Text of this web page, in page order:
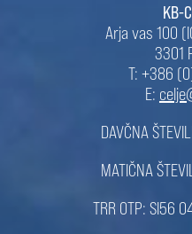
KB-
Arja vas 100
3301
T: +386
E:
DAVČNA
MATIČNA
TRR OTP: SI56